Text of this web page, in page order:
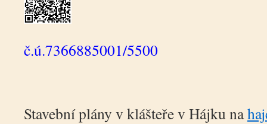
č.ú.7366885001/5500
Stavební plány v klášteře v Hájku na